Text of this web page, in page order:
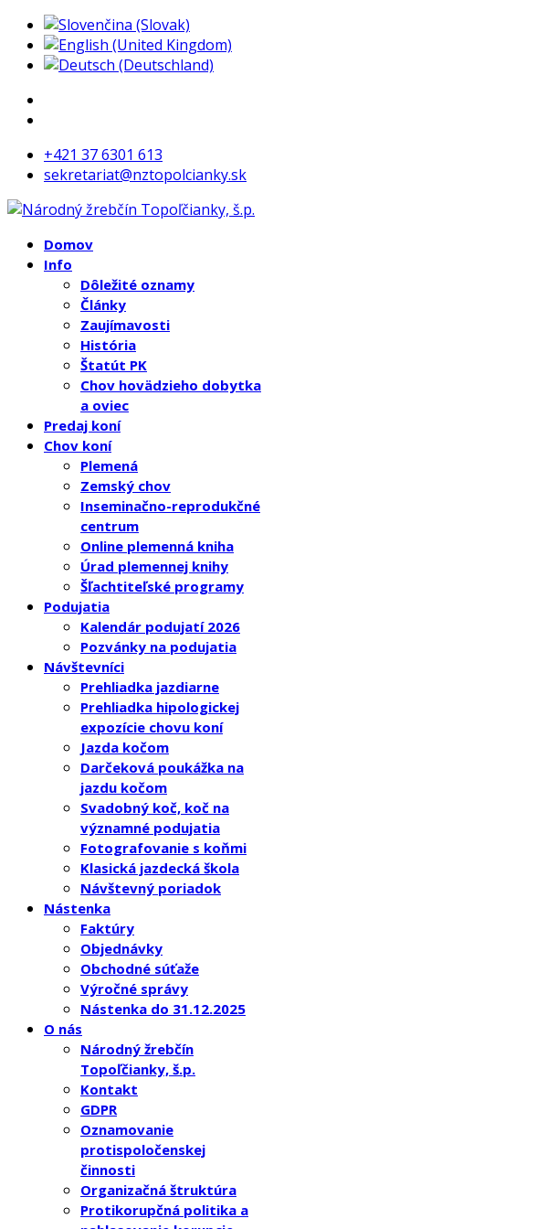
+421 37 6301 613
sekretariat@nztopolcianky.sk
Domov
Info
Dôležité oznamy
Články
Zaujímavosti
História
Štatút PK
Chov hovädzieho dobytka
a oviec
Predaj koní
Chov koní
Plemená
Zemský chov
Inseminačno-reprodukčné
centrum
Online plemenná kniha
Úrad plemennej knihy
Šľachtiteľské programy
Podujatia
Kalendár podujatí 2026
Pozvánky na podujatia
Návštevníci
Prehliadka jazdiarne
Prehliadka hipologickej
expozície chovu koní
Jazda kočom
Darčeková poukážka na
jazdu kočom
Svadobný koč, koč na
významné podujatia
Fotografovanie s koňmi
Klasická jazdecká škola
Návštevný poriadok
Nástenka
Faktúry
Objednávky
Obchodné súťaže
Výročné správy
Nástenka do 31.12.2025
O nás
Národný žrebčín
Topoľčianky, š.p.
Kontakt
GDPR
Oznamovanie
protispoločenskej
činnosti
Organizačná štruktúra
Protikorupčná politika a